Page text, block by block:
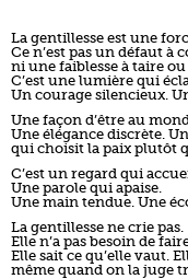
La gentillesse est une
Ce n’est pas un défaut à
ni une faiblesse à taire
C’est une lumière qui
Un courage silencieux.
Une façon d’être au
Une élégance discrète.
qui choisit la paix plutôt
C’est un regard qui
Une parole qui apaise.
Une main tendue. Une
La gentillesse ne crie pas.
Elle n’a pas besoin de
Elle sait ce qu’elle vaut.
même quand on la juge